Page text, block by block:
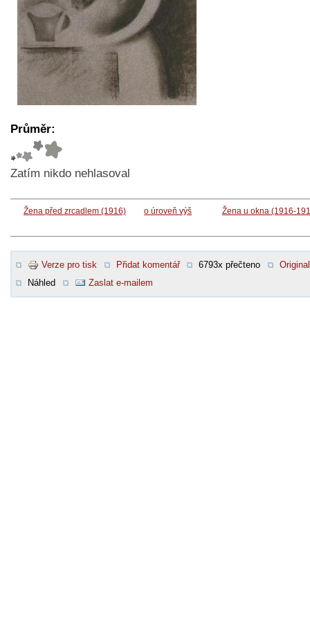
Průměr:
Zatím nikdo nehlasoval
Žena před zrcadlem (1916) o úroveň výš Žena u okna (1916-
Verze pro tisk Přidat komentář 6793x přečteno
Original
Náhled
Zaslat e-mailem